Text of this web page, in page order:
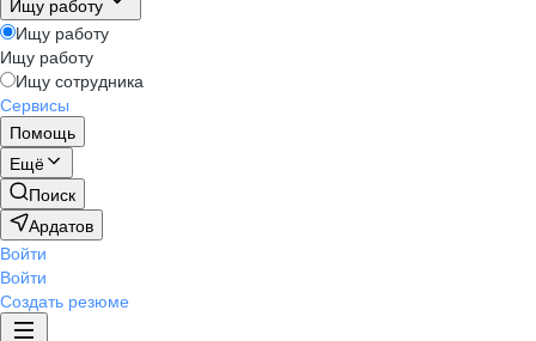
Ищу работу
Ищу работу
Ищу работу
Ищу сотрудника
Сервисы
Помощь
Ещё
Поиск
Ардатов
Войти
Войти
Создать резюме